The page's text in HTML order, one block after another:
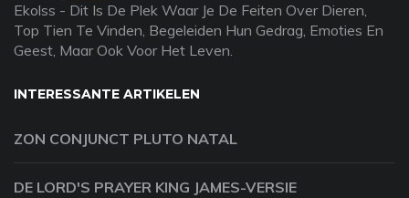
Ekolss - Dit Is De Plek Waar Je De Feiten Over Dieren,
Top Tien Te Vinden, Begeleiden Hun Gedrag, Emoties En
Geest, Maar Ook Voor Het Leven.
INTERESSANTE ARTIKELEN
ZON CONJUNCT PLUTO NATAL
DE LORD'S PRAYER KING JAMES-VERSIE